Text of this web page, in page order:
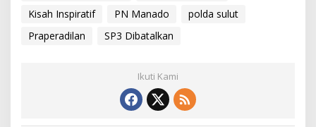
Kisah Inspiratif
PN Manado
polda sulut
Praperadilan
SP3 Dibatalkan
Ikuti Kami